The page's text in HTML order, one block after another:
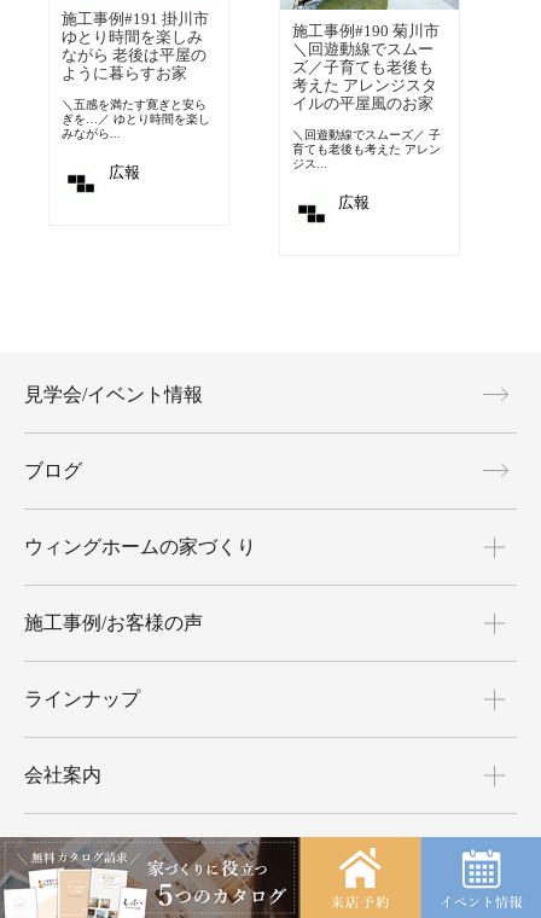
施工事例#191 掛川市
ゆとり時間を楽しみ
ながら 老後は平屋の
ように暮らすお家
＼五感を満たす寛ぎと安ら
ぎを…／ ゆとり時間を楽し
みながら...
広報
施工事例#190 菊川市
＼回遊動線でスムー
ズ／子育ても老後も
考えた アレンジスタ
イルの平屋風のお家
＼回遊動線でスムーズ／ 子
育ても老後も考えた アレン
ジス...
広報
見学会/イベント情報
ブログ
ウィングホームの家づくり
施工事例/お客様の声
ラインナップ
会社案内
土地探しからお手伝い